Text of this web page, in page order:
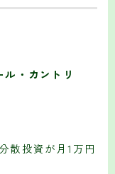
・カントリ
散投資が月1万円